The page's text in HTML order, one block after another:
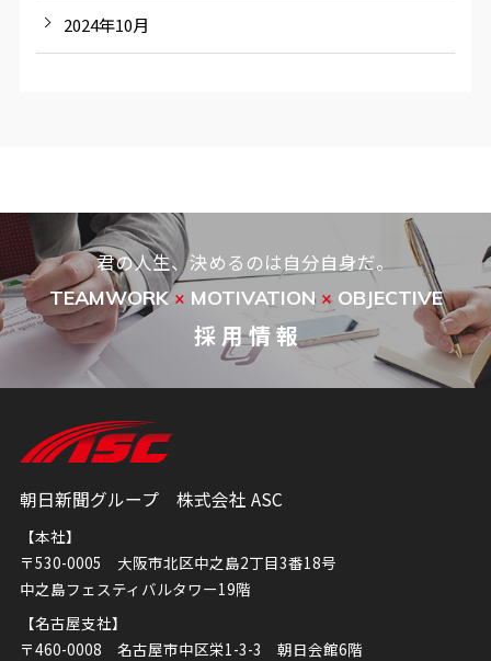
2024年10月
君の人生、決めるのは自分自身だ。
TEAMWORK× MOTIVATION ×OBJECTIVE
採 用 情 報
朝日新聞グループ 株式会社 ASC
【本社】
〒530-0005 大阪市北区中之島2丁目3番18号
中之島フェスティバルタワー19階
【名古屋支社】
〒460-0008 名古屋市中区栄1-3-3 朝日会館6階